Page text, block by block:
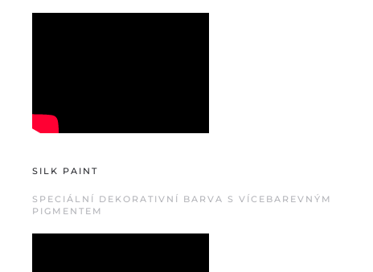
SILK PAINT
SPECIÁLNÍ DEKORATIVNÍ BARVA S VÍCEBAREVNÝM
PIGMENTEM